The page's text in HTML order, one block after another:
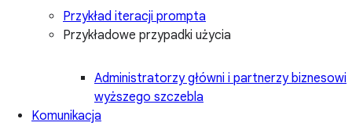
Przykład iteracji prompta
Przykładowe przypadki użycia
Administratorzy główni i partnerzy biznesowi
wyższego szczebla
Komunikacja